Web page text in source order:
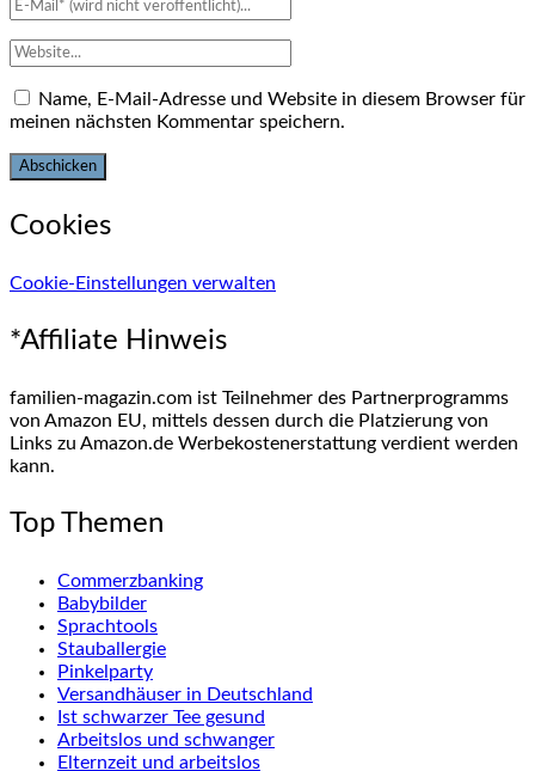
Name, E-Mail-Adresse und Website in diesem Browser für
meinen nächsten Kommentar speichern.
Cookies
Cookie-Einstellungen verwalten
*Affiliate Hinweis
familien-magazin.com ist Teilnehmer des Partnerprogramms
von Amazon EU, mittels dessen durch die Platzierung von
Links zu Amazon.de Werbekostenerstattung verdient werden
kann.
Top Themen
Commerzbanking
Babybilder
Sprachtools
Stauballergie
Pinkelparty
Versandhäuser in Deutschland
Ist schwarzer Tee gesund
Arbeitslos und schwanger
Elternzeit und arbeitslos